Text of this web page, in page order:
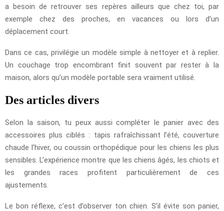
a besoin de retrouver ses repères ailleurs que chez toi, par
exemple chez des proches, en vacances ou lors d’un
déplacement court.
Dans ce cas, privilégie un modèle simple à nettoyer et à replier.
Un couchage trop encombrant finit souvent par rester à la
maison, alors qu’un modèle portable sera vraiment utilisé.
Des articles divers
Selon la saison, tu peux aussi compléter le panier avec des
accessoires plus ciblés : tapis rafraîchissant l’été, couverture
chaude l’hiver, ou coussin orthopédique pour les chiens les plus
sensibles. L’expérience montre que les chiens âgés, les chiots et
les grandes races profitent particulièrement de ces
ajustements.
Le bon réflexe, c’est d’observer ton chien. S’il évite son panier,